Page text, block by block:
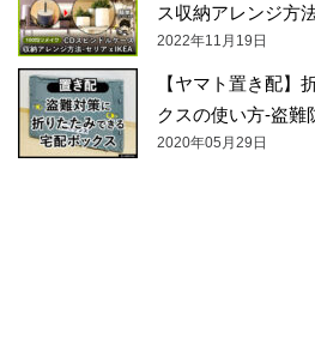
ス収納アレンジ方
2022年11月19日
【ヤマト置き配】
クスの使い方-盗難
2020年05月29日